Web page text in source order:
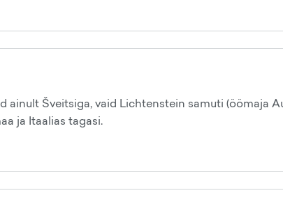
Šveitsiga, vaid Lichtenstein samuti (öömaja
ja Itaalias tagasi.